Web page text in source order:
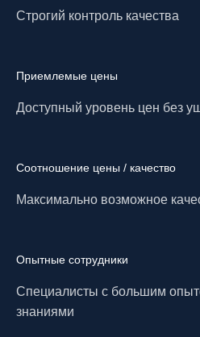
Строгий контроль качества
Приемлемые цены
Доступный уровень цен без
Соотношение цены / качество
Максимально возможное
Опытные сотрудники
Специалисты с большим
знаниями